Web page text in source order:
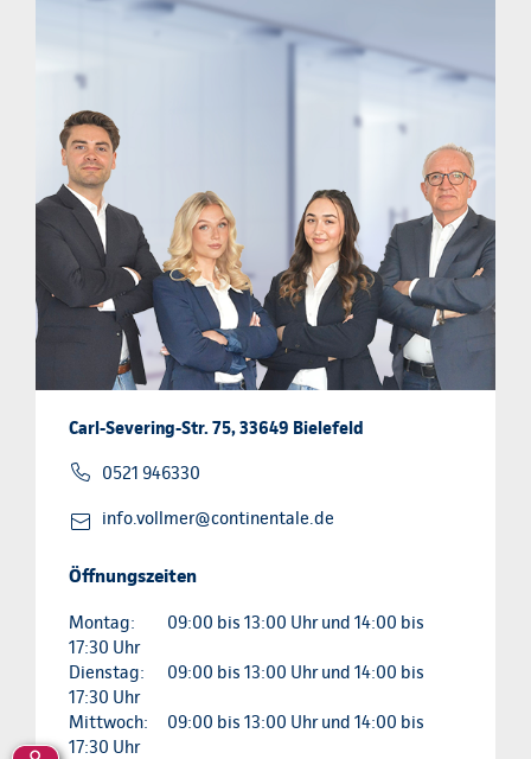
Carl-Severing-Str. 75, 33649 Bielefeld
0521 946330
info.vollmer@continentale.de
Öffnungszeiten
Montag:
09:00 bis 13:00 Uhr und 14:00 bis
17:30 Uhr
Dienstag:
09:00 bis 13:00 Uhr und 14:00 bis
17:30 Uhr
Mittwoch:
09:00 bis 13:00 Uhr und 14:00 bis
17:30 Uhr